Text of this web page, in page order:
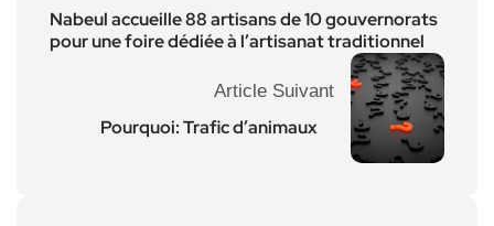
Nabeul accueille 88 artisans de 10 gouvernorats
pour une foire dédiée à l’artisanat traditionnel
Article Suivant
Pourquoi: Trafic d’animaux